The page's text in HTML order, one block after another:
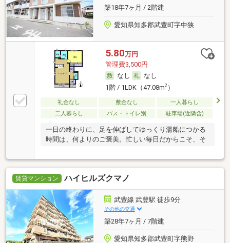
築18年7ヶ月 / 2階建
愛知県知多郡武豊町字中狭
5.80万円
管理費3,500円
なし
なし
1階 / 1LDK（47.08m2）
礼金なし 敷金なし
一人暮らし
二人暮らし
バス・トイレ別 駐車場(近隣含)
一日の終わりに、足を伸ばしてゆっくり湯船につかる
時間は、何よりのご褒美。忙しい毎日だからこそ、そ
賃貸マンション ハイヒルズクマノ
武豊線 武豊駅 徒歩9分
その他の交通
築28年7ヶ月 / 7階建
愛知県知多郡武豊町字熊野